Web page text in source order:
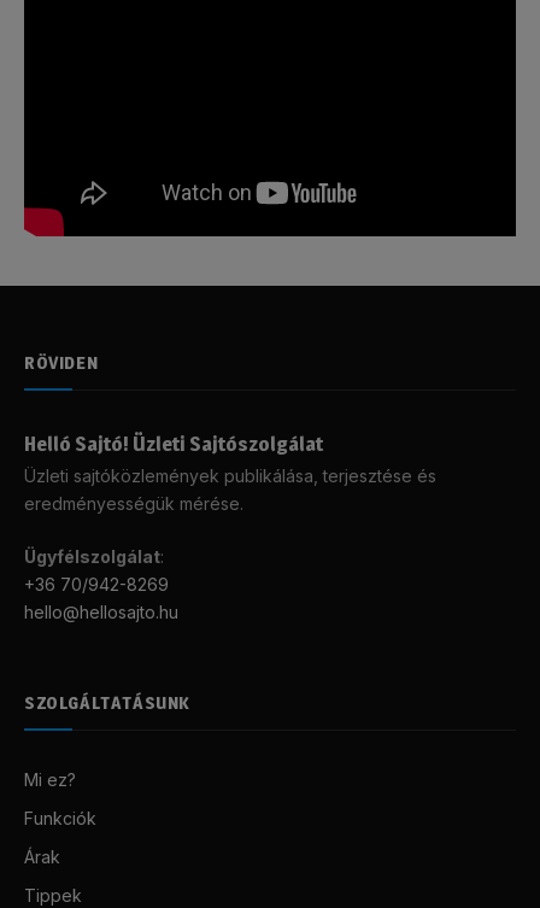
RÖVIDEN
Helló Sajtó! Üzleti Sajtószolgálat
Üzleti sajtóközlemények publikálása, terjesztése és
eredményességük mérése.
Ügyfélszolgálat:
+36 70/942-8269
hello@hellosajto.hu
SZOLGÁLTATÁSUNK
Mi ez?
Funkciók
Árak
Tippek